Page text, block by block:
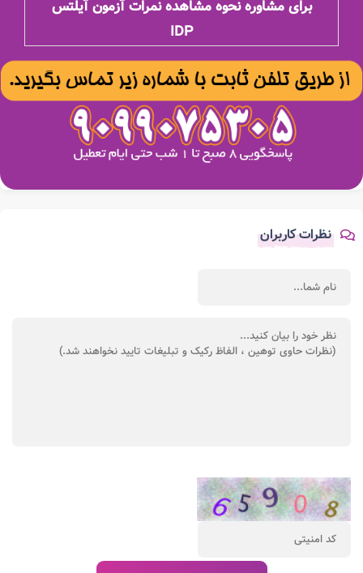
برای مشاوره نحوه مشاهده نمرات آزمون آیلتس
IDP
نظرات کاربران